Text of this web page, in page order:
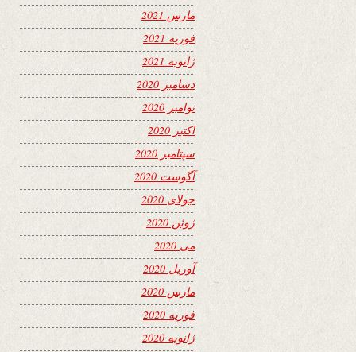
مارس 2021
فوریه 2021
ژانویه 2021
دسامبر 2020
نوامبر 2020
اکتبر 2020
سپتامبر 2020
آگوست 2020
جولای 2020
ژوئن 2020
می 2020
آوریل 2020
مارس 2020
فوریه 2020
ژانویه 2020